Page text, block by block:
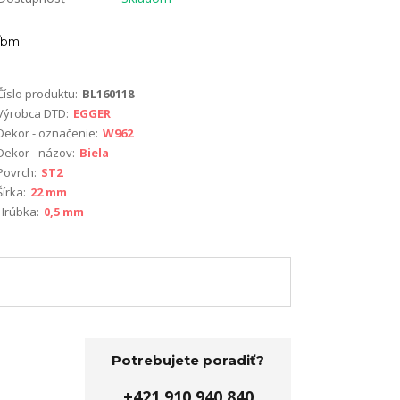
bm
produktu: BL160118
DTD: EGGER
- označenie: W962
- názov: Biela
ST2
22 mm
0,5 mm
Potrebujete poradiť?